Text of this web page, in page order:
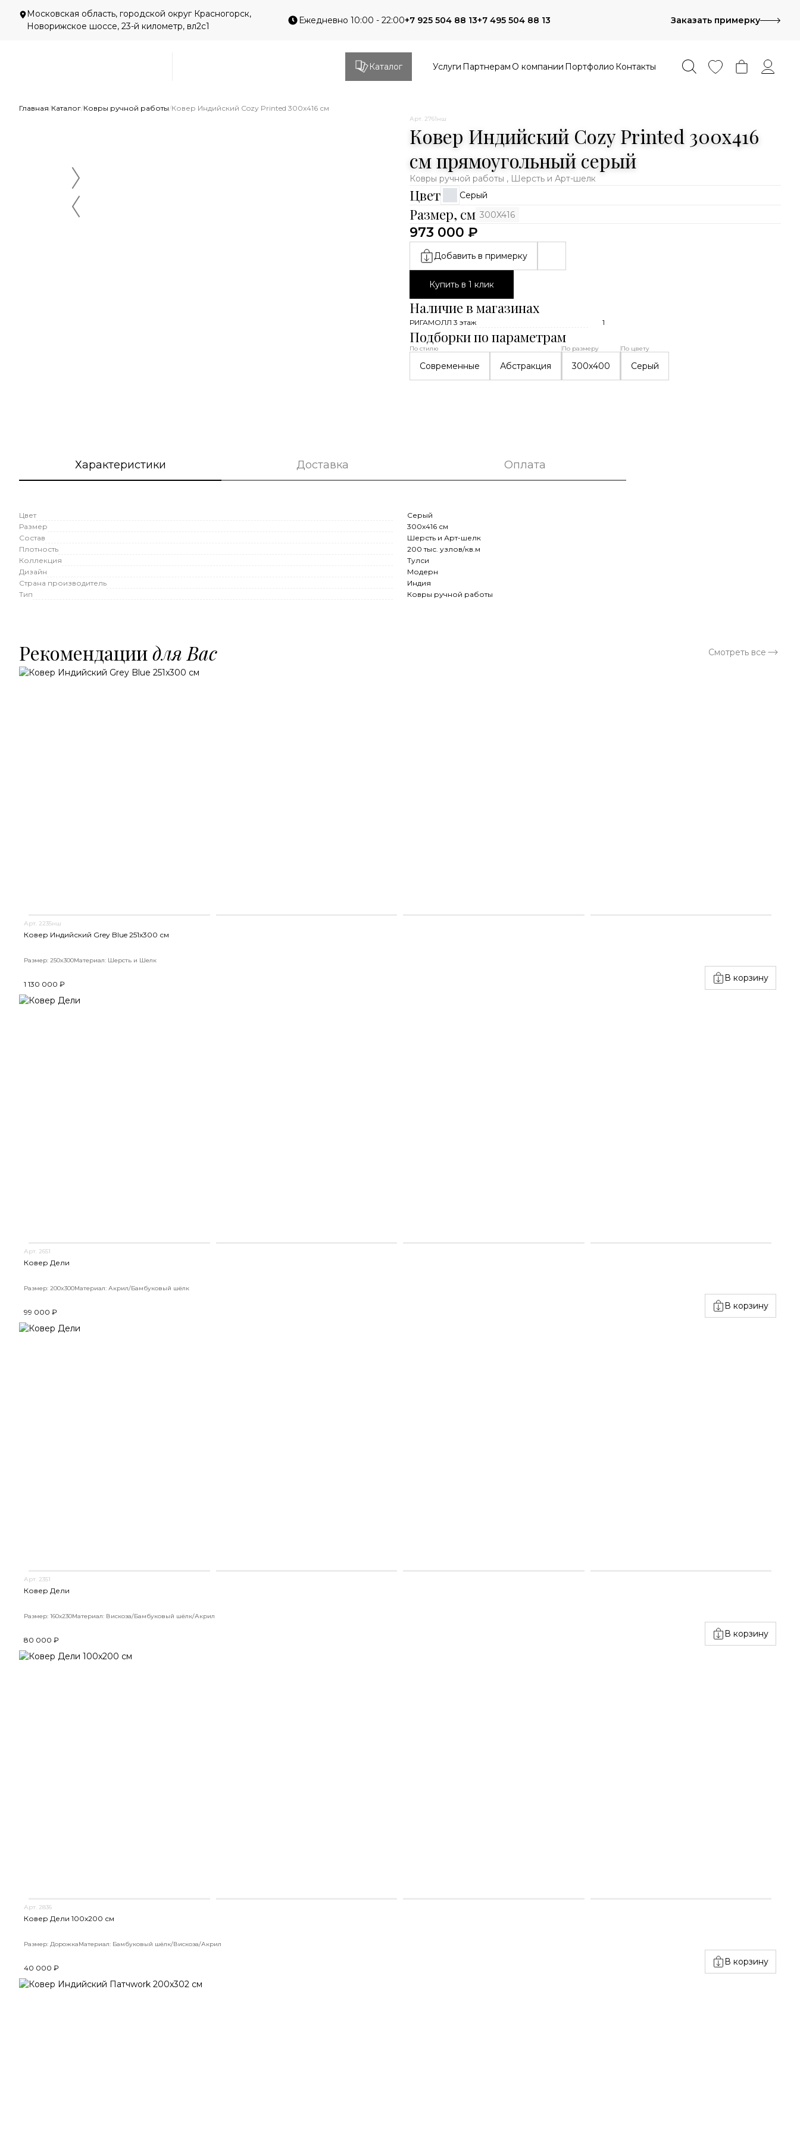
Московская область, городской округ Красногорск,
Новорижское шоссе, 23-й километр, вл2с1
Ежедневно 10:00 - 22:00+7 925 504 88 13+7 495 504 88 13 Заказать примерку
Каталог Услуги Партнерам О компании Портфолио Контакты
Главная/Каталог/Ковры ручной работы/Ковер Индийский Cozy Printed 300x416 см
Арт. 2761нш
Ковер Индийский Cozy Printed 300x416
см прямоугольный серый
Ковры ручной работы , Шерсть и Арт-шелк
Цвет Серый
Размер, см 300X416
973 000 ₽
Добавить в примерку
Купить в 1 клик
Наличие в магазинах
РИГАМОЛЛ 3 этаж 1
Подборки по параметрам
По стилю
Современные Абстракция
По размеру
300x400
По цвету
Серый
Характеристики Доставка Оплата
Цвет
Серый
Размер
300x416 см
Состав
Шерсть и Арт-шелк
Плотность
200 тыс. узлов/кв.м
Коллекция
Тулси
Дизайн
Модерн
Страна производитель
Индия
Тип
Ковры ручной работы
Рекомендациидля Вас Смотреть все
Арт. 2235нш
Ковер Индийский Grey Blue 251x300 см
Размер: 250x300Материал: Шерсть и Шелк
1 130 000 ₽
В корзину
Арт. 2651
Ковер Дели
Размер: 200x300Материал: Акрил/Бамбуковый шёлк
99 000 ₽
В корзину
Арт. 2351
Ковер Дели
Размер: 160х230Материал: Вискоза/Бамбуковый шёлк/Акрил
80 000 ₽
В корзину
Арт. 2836
Ковер Дели 100х200 см
Размер: ДорожкаМатериал: Бамбуковый шёлк/Вискоза/Акрил
40 000 ₽
В корзину